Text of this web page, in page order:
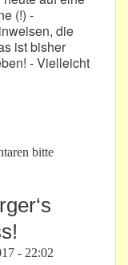
(!) -
die
ist bisher
- Vielleicht
in die Eifel?
bitte
- 22:02